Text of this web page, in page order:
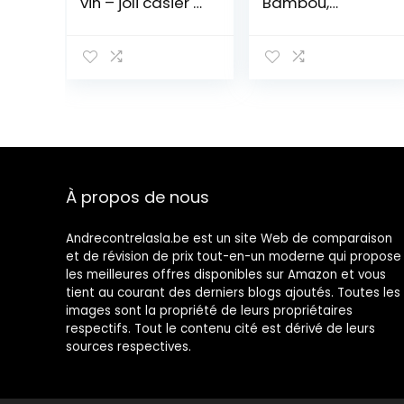
BPA jusqu’à 9
bouteilles de vin
28 Bouteilles
Niveaux pour
À propos de nous
Andrecontrelasla.be est un site Web de comparaison
et de révision de prix tout-en-un moderne qui propose
les meilleures offres disponibles sur Amazon et vous
tient au courant des derniers blogs ajoutés. Toutes les
images sont la propriété de leurs propriétaires
respectifs. Tout le contenu cité est dérivé de leurs
sources respectives.